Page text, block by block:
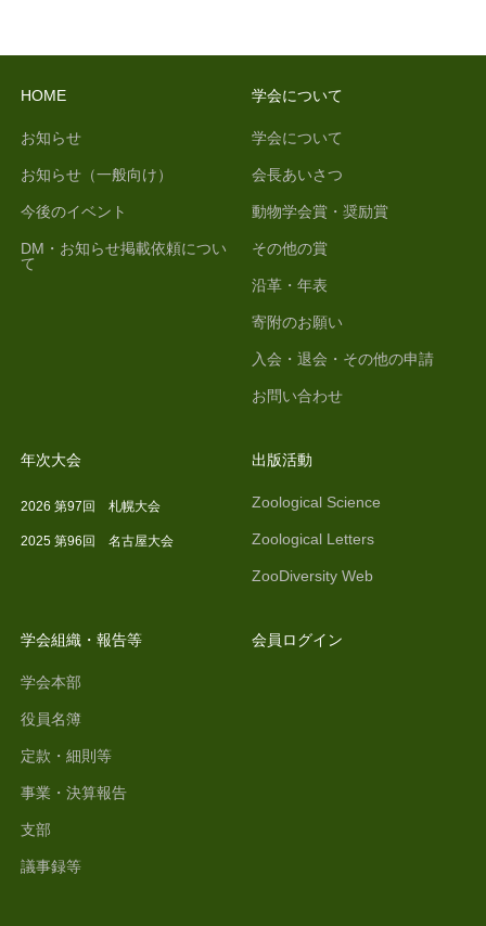
HOME
お知らせ
お知らせ（一般向け）
今後のイベント
DM・お知らせ掲載依頼につい
て
学会について
学会について
会長あいさつ
動物学会賞・奨励賞
その他の賞
沿革・年表
寄附のお願い
入会・退会・その他の申請
お問い合わせ
年次大会
2026 第97回 札幌大会
2025 第96回 名古屋大会
出版活動
Zoological Science
Zoological Letters
ZooDiversity Web
学会組織・報告等
学会本部
役員名簿
定款・細則等
事業・決算報告
支部
議事録等
会員ログイン